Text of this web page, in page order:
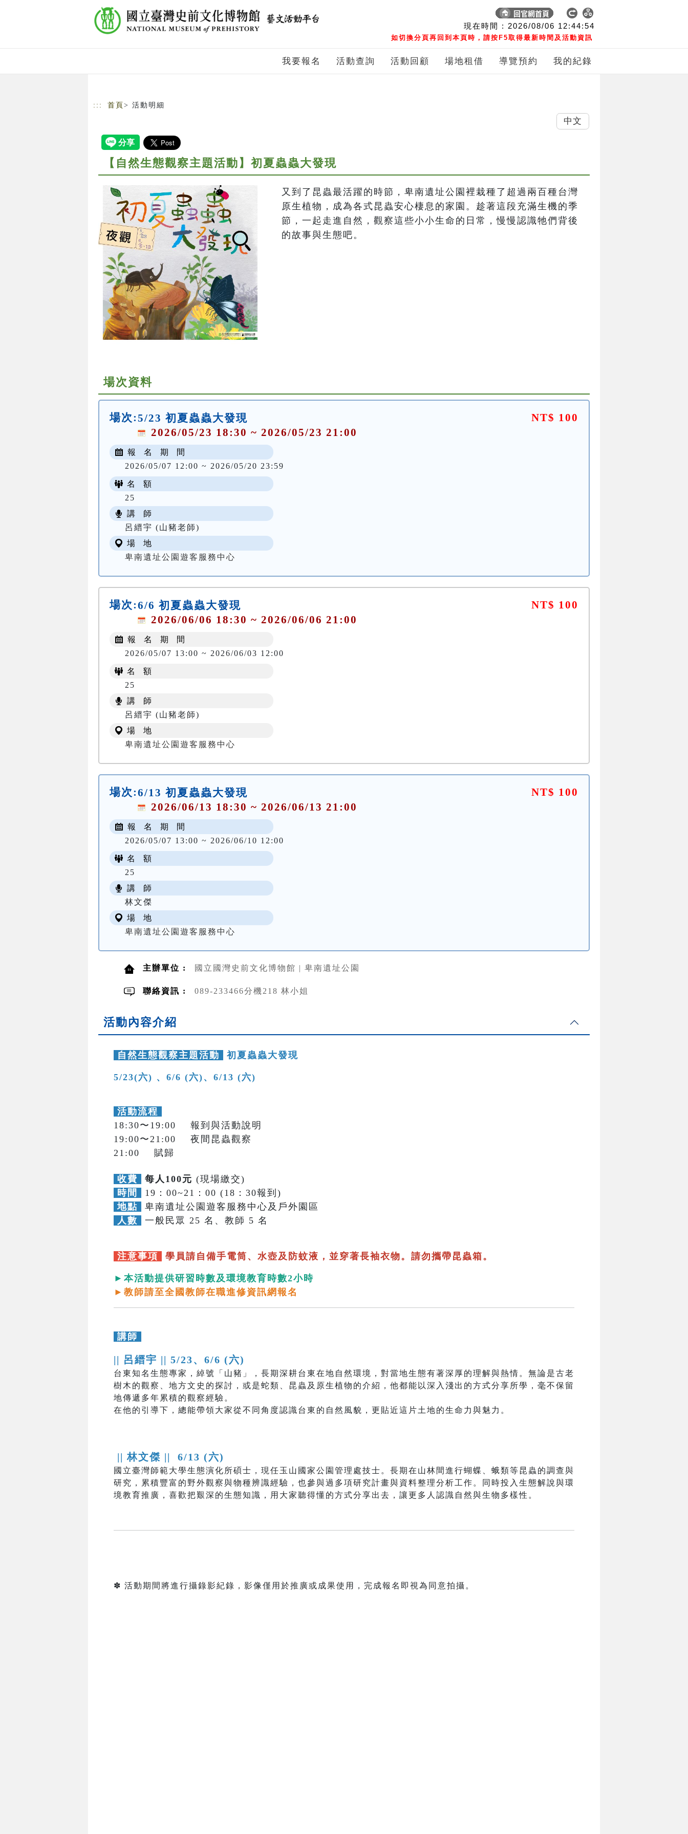
現在時間 : 2026/08/06 12:44:55
如切換分頁再回到本頁時，請按F5取得最新時間及活動資訊
我要報名 活動查詢 活動回顧 場地租借 導覽預約 我的紀錄
::: 首頁 > 活動明細
【自然生態觀察主題活動】初夏蟲蟲大發現
又到了昆蟲最活躍的時節，卑南遺址公園裡栽種了超過兩百種台灣
原生植物，成為各式昆蟲安心棲息的家園。趁著這段充滿生機的季
節，一起走進自然，觀察這些小小生命的日常，慢慢認識牠們背後
的故事與生態吧。
場次資料
場次:5/23 初夏蟲蟲大發現
2026/05/23 18:30 ~ 2026/05/23 21:00
NT$ 100
報 名 期 間
2026/05/07 12:00 ~ 2026/05/20 23:59
名 額
25
講 師
呂縉宇 (山豬老師)
場 地
卑南遺址公園遊客服務中心
場次:6/6 初夏蟲蟲大發現
2026/06/06 18:30 ~ 2026/06/06 21:00
NT$ 100
報 名 期 間
2026/05/07 13:00 ~ 2026/06/03 12:00
名 額
25
講 師
呂縉宇 (山豬老師)
場 地
卑南遺址公園遊客服務中心
場次:6/13 初夏蟲蟲大發現
2026/06/13 18:30 ~ 2026/06/13 21:00
NT$ 100
報 名 期 間
2026/05/07 13:00 ~ 2026/06/10 12:00
名 額
25
講 師
林文傑
場 地
卑南遺址公園遊客服務中心
主辦單位 : 國立國灣史前文化博物館 | 卑南遺址公園
聯絡資訊 : 089-233466分機218 林小姐
活動內容介紹
自然生態觀察主題活動 初夏蟲蟲大發現
5/23(六) 、6/6 (六)、6/13 (六)
活動流程
18:30〜19:00 報到與活動說明
19:00〜21:00 夜間昆蟲觀察
21:00 賦歸
收費 每人100元 (現場繳交)
時間
19：00~21：00 (18：30報到)
地點
卑南遺址公園遊客服務中心及戶外園區
人數
一般民眾 25 名、教師 5 名
注意事項 學員請自備手電筒、水壺及防蚊液，並穿著長袖衣物。請勿攜帶昆蟲箱。
►本活動提供研習時數及環境教育時數2小時
►教師請至全國教師在職進修資訊網報名
講師
|| 呂縉宇 || 5/23、6/6 (六)
台東知名生態專家，綽號「山豬」，長期深耕台東在地自然環境，對當地生態有著深厚的理解與熱情。無論是古老
樹木的觀察、地方文史的探討，或是蛇類、昆蟲及原生植物的介紹，他都能以深入淺出的方式分享所學，毫不保留
地傳遞多年累積的觀察經驗。
在他的引導下，總能帶領大家從不同角度認識台東的自然風貌，更貼近這片土地的生命力與魅力。
|| 林文傑 || 6/13 (六)
國立臺灣師範大學生態演化所碩士，現任玉山國家公園管理處技士。長期在山林間進行蝴蝶、蛾類等昆蟲的調查與
研究，累積豐富的野外觀察與物種辨識經驗，也參與過多項研究計畫與資料整理分析工作。同時投入生態解說與環
境教育推廣，喜歡把艱深的生態知識，用大家聽得懂的方式分享出去，讓更多人認識自然與生物多樣性。
✽ 活動期間將進行攝錄影紀錄，影像僅用於推廣或成果使用，完成報名即視為同意拍攝。